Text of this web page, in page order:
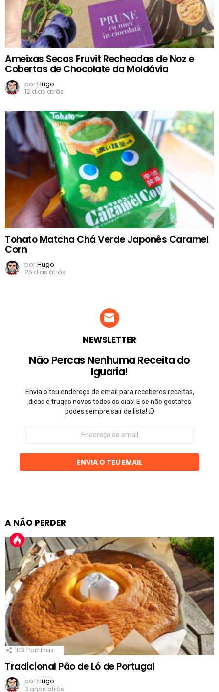
Ameixas Secas Fruvit Recheadas de Noz e
Cobertas de Chocolate da Moldávia
porHugo
12 dias atrás
Tohato Matcha Chá Verde Japonês Caramel
Corn
porHugo
26 dias atrás
NEWSLETTER
Não Percas Nenhuma Receita do
Iguaria!
Envia o teu endereço de email para receberes receitas,
dicas e truqes novos todos os dias! E se não gostares
podes sempre sair da lista! ;D
Endereço
email
ENVIA O TEU EMAIL
A NÃO PERDER
103 Partilhas
Tradicional Pão de Ló de Portugal
porHugo
3 anos atrás